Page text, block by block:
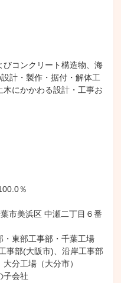
コンクリート構造物、海
計・製作・据付・解体工
にかかわる設計・工事お
％
市美浜区 中瀬二丁目６番
東部工事部・千葉工場
事部(大阪市)、沿岸工事部
分工場（大分市）
子会社